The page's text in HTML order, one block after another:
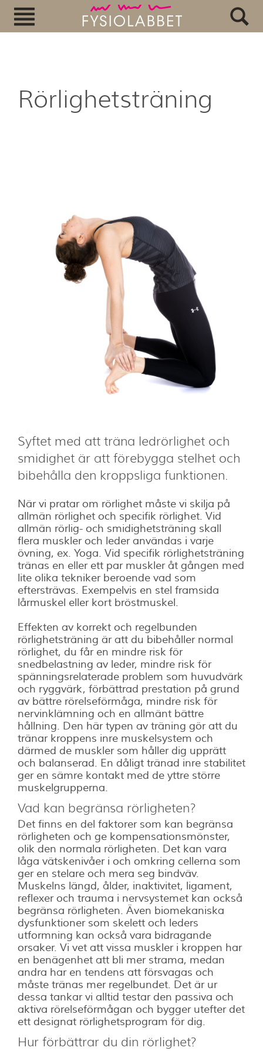
Rörlighetsträning
Syftet med att träna ledrörlighet och
smidighet är att förebygga stelhet och
bibehålla den kroppsliga funktionen.
När vi pratar om rörlighet måste vi skilja på
allmän rörlighet och specifik rörlighet. Vid
allmän rörlig- och smidighetsträning skall
flera muskler och leder användas i varje
övning, ex. Yoga. Vid specifik rörlighetsträning
tränas en eller ett par muskler åt gången med
lite olika tekniker beroende vad som
eftersträvas. Exempelvis en stel framsida
lårmuskel eller kort bröstmuskel.
Effekten av korrekt och regelbunden
rörlighetsträning är att du bibehåller normal
rörlighet, du får en mindre risk för
snedbelastning av leder, mindre risk för
spänningsrelaterade problem som huvudvärk
och ryggvärk, förbättrad prestation på grund
av bättre rörelseförmåga, mindre risk för
nervinklämning och en allmänt bättre
hållning. Den här typen av träning gör att du
tränar kroppens inre muskelsystem och
därmed de muskler som håller dig upprätt
och balanserad. En dåligt tränad inre stabilitet
ger en sämre kontakt med de yttre större
muskelgrupperna.
Vad kan begränsa rörligheten?
Det finns en del faktorer som kan begränsa
rörligheten och ge kompensationsmönster,
olik den normala rörligheten. Det kan vara
låga vätskenivåer i och omkring cellerna som
ger en stelare och mera seg bindväv.
Muskelns längd, ålder, inaktivitet, ligament,
reflexer och trauma i nervsystemet kan också
begränsa rörligheten. Även biomekaniska
dysfunktioner som skelett och leders
utformning kan också vara bidragande
orsaker. Vi vet att vissa muskler i kroppen har
en benägenhet att bli mer strama, medan
andra har en tendens att försvagas och
måste tränas mer regelbundet. Det är ur
dessa tankar vi alltid testar den passiva och
aktiva rörelseförmågan och bygger utefter det
ett designat rörlighetsprogram för dig.
Hur förbättrar du din rörlighet?